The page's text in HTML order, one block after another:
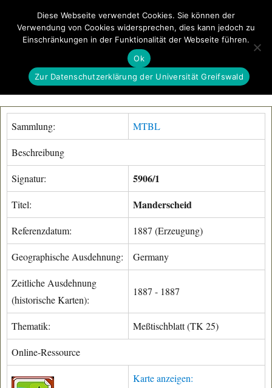
GeoGREIF MENÜ
Sammlung: MTBL
Beschreibung
Signatur: 5906/1
Titel: Manderscheid
Referenzdatum: 1887 (Erzeugung)
Geographische Ausdehnung: Germany
Zeitliche Ausdehnung
(historische Karten):
1887 - 1887
Thematik: Meßtischblatt (TK 25)
Online-Ressource
Karte anzeigen:
Diese Webseite verwendet Cookies. Sie können der
Verwendung von Cookies widersprechen, dies kann jedoch zu
Einschränkungen in der Funktionalität der Webseite führen.
Ok
Zur Datenschutzerklärung der Universität Greifswald